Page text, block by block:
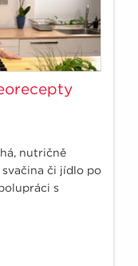
nutričně
či jídlo po
s